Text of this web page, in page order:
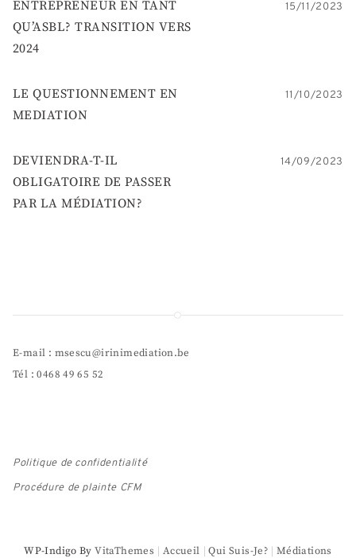
ENTREPRENEUR EN TANT
QU’ASBL? TRANSITION VERS
2024
15/11/2023
LE QUESTIONNEMENT EN
MEDIATION
11/10/2023
DEVIENDRA-T-IL
OBLIGATOIRE DE PASSER
PAR LA MÉDIATION?
14/09/2023
E-mail : msescu@irinimediation.be
Tél : 0468 49 65 52
Politique de confidentialité
Procédure de plainte CFM
WP-Indigo ByVitaThemes Accueil Qui Suis-Je? Médiations